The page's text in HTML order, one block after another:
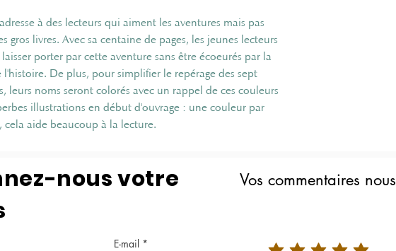
à des lecteurs qui aiment les aventures mais pas
gros livres. Avec sa centaine de pages, les jeunes lecteurs
porter par cette aventure sans être écoeurés par la
l'histoire. De plus, pour simplifier le repérage des sept
leurs noms seront colorés avec un rappel de ces couleurs
illustrations en début d'ouvrage : une couleur par
cela aide beaucoup à la lecture.
nous votre
E-mail
Vos commentaires